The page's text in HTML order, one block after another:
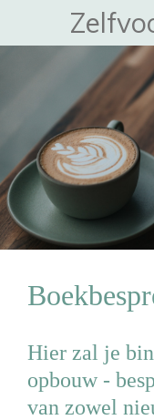
hoofdinhoud
Hier zal je
opbouw -
van zowel